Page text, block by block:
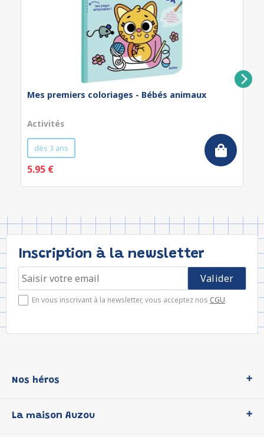
Mes premiers coloriages - Bébés animaux
Activités
dès 3 ans
5.95 €
Inscription à la newsletter
En vous inscrivant à la newsletter, vous acceptez nos CGU.
Nos héros
P'tit Loup
La maison Auzou